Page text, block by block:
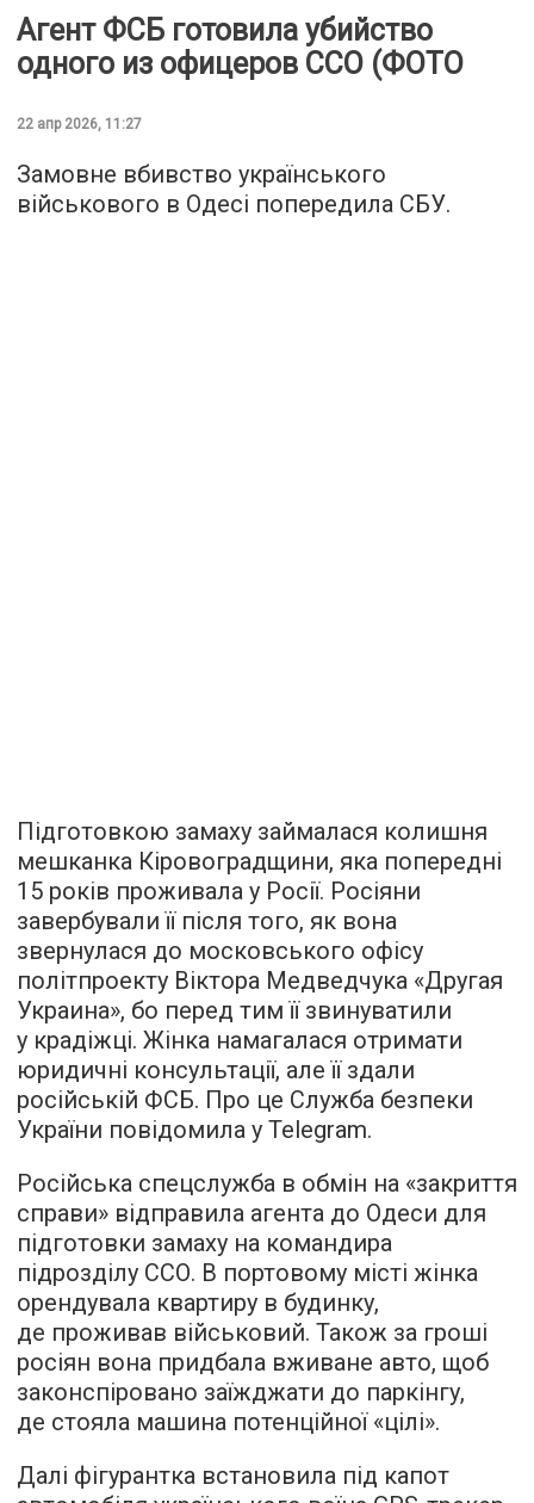
Агент ФСБ готовила убийство
одного из офицеров ССО (ФОТО
22 апр 2026, 11:27
Замовне вбивство українського
військового в Одесі попередила СБУ.
Підготовкою замаху займалася колишня
мешканка Кіровоградщини, яка попередні
15 років проживала у Росії. Росіяни
завербували її після того, як вона
звернулася до московського офісу
політпроекту Віктора Медведчука «Другая
Украина», бо перед тим її звинуватили
у крадіжці. Жінка намагалася отримати
юридичні консультації, але її здали
російській ФСБ. Про це Служба безпеки
України повідомила у Telegram.
Російська спецслужба в обмін на «закриття
справи» відправила агента до Одеси для
підготовки замаху на командира
підрозділу ССО. В портовому місті жінка
орендувала квартиру в будинку,
де проживав військовий. Також за гроші
росіян вона придбала вживане авто, щоб
законспіровано заїжджати до паркінгу,
де стояла машина потенційної «цілі».
Далі фігурантка встановила під капот